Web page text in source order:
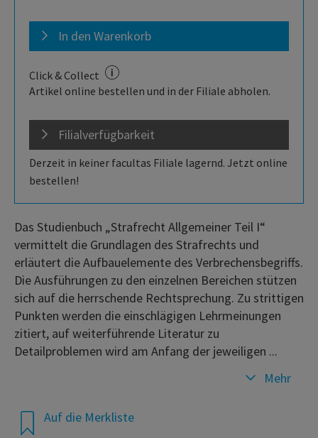
In den Warenkorb
Click & Collect
Artikel online bestellen und in der Filiale abholen.
Filialverfügbarkeit
Derzeit in keiner facultas Filiale lagernd. Jetzt online
bestellen!
Auf die Merkliste
Das Studienbuch „Strafrecht Allgemeiner Teil I“
vermittelt die Grundlagen des Strafrechts und
erläutert die Aufbauelemente des Verbrechensbegriffs.
Die Ausführungen zu den einzelnen Bereichen stützen
sich auf die herrschende Rechtsprechung. Zu strittigen
Punkten werden die einschlägigen Lehrmeinungen
zitiert, auf weiterführende Literatur zu
Detailproblemen wird am Anfang der jeweiligen ...
Mehr